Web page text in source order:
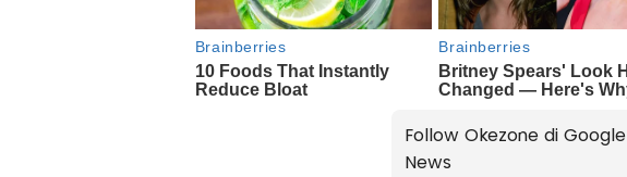
Follow Okezone di Google
News